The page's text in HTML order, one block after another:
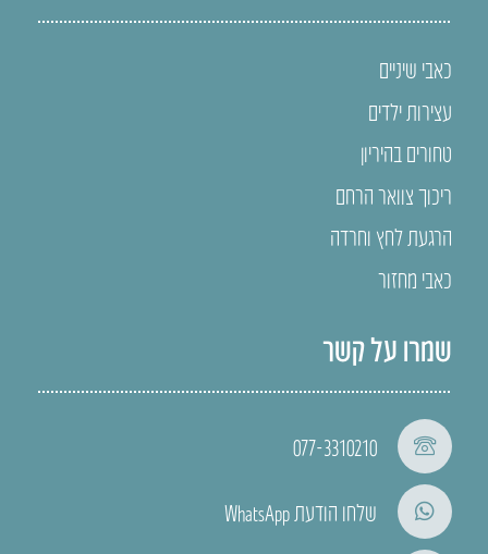
כאבי שיניים
עצירות ילדים
טחורים בהיריון
ריכוך צוואר הרחם
הרגעת לחץ וחרדה
כאבי מחזור
שמרו על קשר
077-3310210
שלחו הודעת WhatsApp